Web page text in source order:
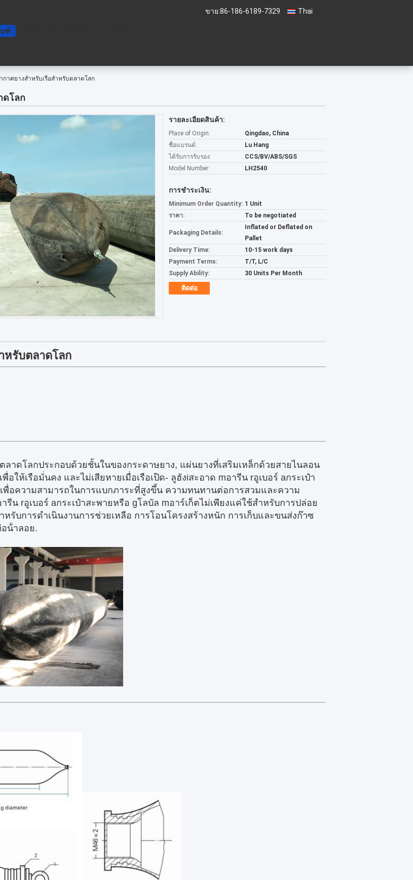
Thai
ขาย:86-186-6189-7329
ฑ์
กาศยางสําหรับเรือสําหรับตลาดโลก
ดโลก
รายละเอียดสินค้า:
Place of Origin:
Qingdao, China
ชื่อแบรนด์:
Lu Hang
ได้รับการรับรอง:
CCS/BV/ABS/SGS
Model Number:
LH2540
การชำระเงิน:
Minimum Order Quantity: 1 Unit
ราคา:
To be negotiated
Packaging Details:
Inflated or Deflated on
Pallet
Delivery Time:
10-15 work days
Payment Terms:
T/T, L/C
Supply Ability:
30 Units Per Month
ติดต่อ
หรับตลาดโลก
ลาดโลกประกอบด้วยชั้นในของกระดาษยาง, แผ่นยางที่เสริมเหล็กด้วยสายไนลอน
ให้เรือมั่นคง และไม่เสียหายเมื่อเรือเปิด- ลูฮังiสะอาด mอารีน rอูเบอร์ aกระเป๋า
พื่อความสามารถในการแบกภาระที่สูงขึ้น ความทนทานต่อการสวมและความ
ารีน rอูเบอร์ aกระเป๋าสะพายหรือ gโลบัล mอาร์เก็ตไม่เพียงแค่ใช้สําหรับการปล่อย
รับการดําเนินงานการช่วยเหลือ การโอนโครงสร้างหนัก การเก็บและขนส่งก๊าซ
น้ําลอย.